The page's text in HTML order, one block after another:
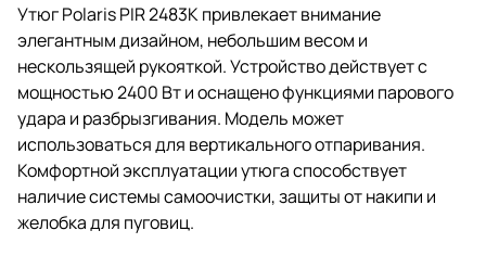
Утюг Polaris PIR 2483K привлекает внимание
элегантным дизайном, небольшим весом и
нескользящей рукояткой. Устройство действует с
мощностью 2400 Вт и оснащено функциями парового
удара и разбрызгивания. Модель может
использоваться для вертикального отпаривания.
Комфортной эксплуатации утюга способствует
наличие системы самоочистки, защиты от накипи и
желобка для пуговиц.